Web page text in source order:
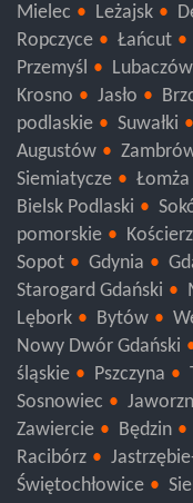
Mielec
Leżajsk
Ropczyce
Łańcut
Przemyśl
Lubaczów
Krosno
Jasło
podlaskie
Suwałki
Augustów
Siemiatycze
Łomża
Bielsk Podlaski
pomorskie
Sopot
Gdynia
Starogard Gdański
Lębork
Bytów
Nowy Dwór Gdański
śląskie
Pszczyna
Sosnowiec
Zawiercie
Będzin
Racibórz
Świętochłowice